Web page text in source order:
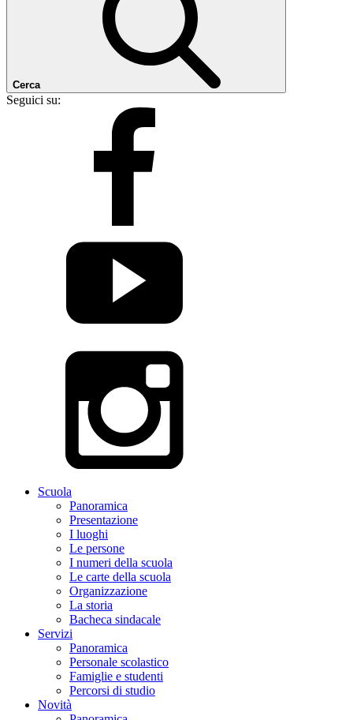
Cerca
Seguici su:
Scuola
Panoramica
Presentazione
I luoghi
Le persone
I numeri della scuola
Le carte della scuola
Organizzazione
La storia
Bacheca sindacale
Servizi
Panoramica
Personale scolastico
Famiglie e studenti
Percorsi di studio
Novità